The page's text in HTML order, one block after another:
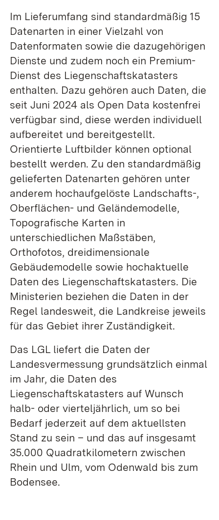
Im Lieferumfang sind standardmäßig 15
Datenarten in einer Vielzahl von
Datenformaten sowie die dazugehörigen
Dienste und zudem noch ein Premium-
Dienst des Liegenschaftskatasters
enthalten. Dazu gehören auch Daten, die
seit Juni 2024 als Open Data kostenfrei
verfügbar sind, diese werden individuell
aufbereitet und bereitgestellt.
Orientierte Luftbilder können optional
bestellt werden. Zu den standardmäßig
gelieferten Datenarten gehören unter
anderem hochaufgelöste Landschafts-,
Oberflächen- und Geländemodelle,
Topografische Karten in
unterschiedlichen Maßstäben,
Orthofotos, dreidimensionale
Gebäudemodelle sowie hochaktuelle
Daten des Liegenschaftskatasters. Die
Ministerien beziehen die Daten in der
Regel landesweit, die Landkreise jeweils
für das Gebiet ihrer Zuständigkeit.
Das LGL liefert die Daten der
Landesvermessung grundsätzlich einmal
im Jahr, die Daten des
Liegenschaftskatasters auf Wunsch
halb- oder vierteljährlich, um so bei
Bedarf jederzeit auf dem aktuellsten
Stand zu sein – und das auf insgesamt
35.000 Quadratkilometern zwischen
Rhein und Ulm, vom Odenwald bis zum
Bodensee.